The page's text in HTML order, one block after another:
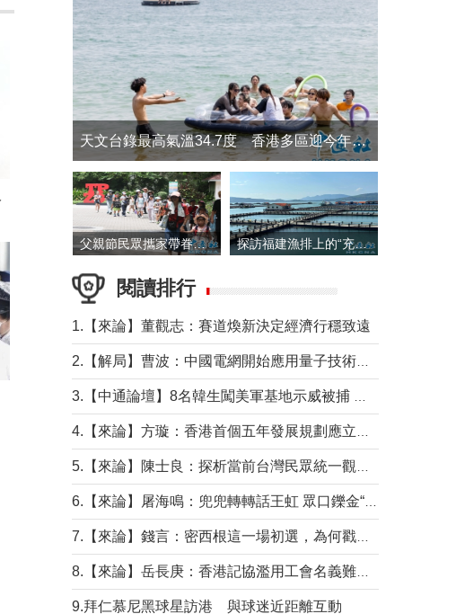
天文台錄最高氣溫34.7度 香港多區迎今年最熱一天
父親節民眾攜家帶眷出遊 探訪福建漁排上的“充電寶”
閱讀排行
1.【來論】董觀志：賽道煥新決定經濟行穩致遠
9.拜仁慕尼黑球星訪港 與球迷近距離互動